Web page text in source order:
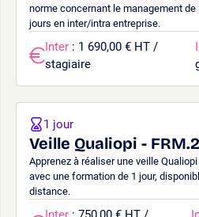
norme concernant le management
jours en inter/intra entreprise.
Inter : 1 690,00 € HT /
stagiaire
Veille Qualiopi -
Apprenez à réaliser une veille
avec une formation de 1 jour,
distance.
1 jour